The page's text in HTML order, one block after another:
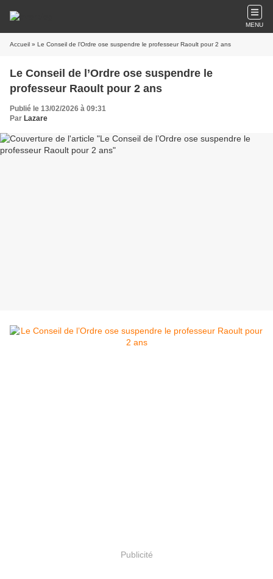
MENU
Accueil » Le Conseil de l’Ordre ose suspendre le professeur Raoult pour 2 ans
Le Conseil de l’Ordre ose suspendre le
professeur Raoult pour 2 ans
Publié le 13/02/2026 à 09:31
Par Lazare
Publicité